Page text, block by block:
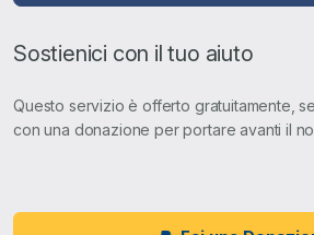
Sostienici con il tuo aiuto
Questo servizio è offerto gratuitamente,
con una donazione per portare avanti il